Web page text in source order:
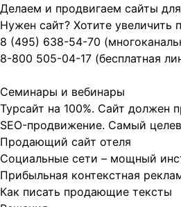
Делаем и продвигаем сайты
Нужен сайт? Хотите увеличить
8 (495) 638-54-70
8-800 505-04-17 (бесплатная
Семинары и вебинары
Турсайт на 100%. Сайт должен
SEO-продвижение. Самый
Продающий сайт отеля
Социальные сети – мощный
Прибыльная контекстная
Как писать продающие тексты